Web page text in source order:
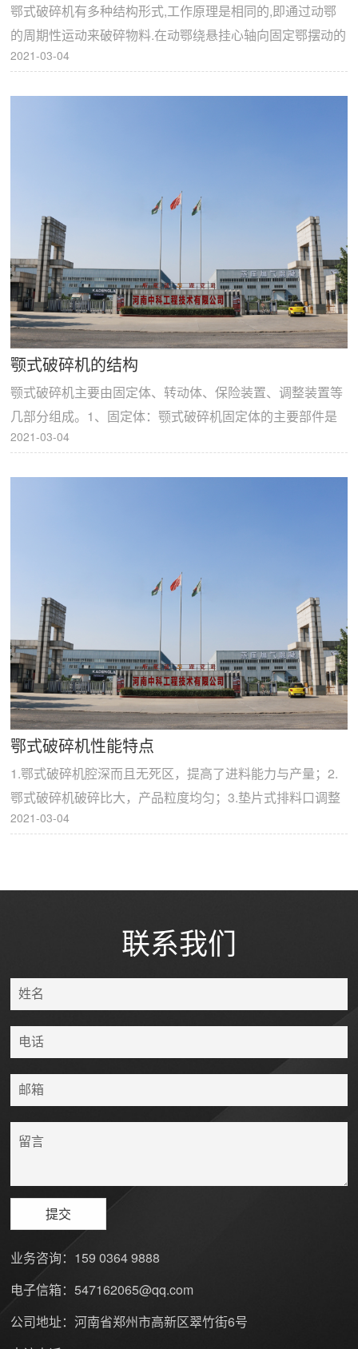
鄂式破碎机有多种结构形式,工作原理是相同的,即通过动鄂
的周期性运动来破碎物料.在动鄂绕悬挂心轴向固定鄂摆动的
过程中,位于两鄂板之间的物料便受到压碎、劈裂和...
2021-03-04
颚式破碎机的结构
颚式破碎机主要由固定体、转动体、保险装置、调整装置等
几部分组成。1、固定体：颚式破碎机固定体的主要部件是
机架，机架的制造工艺有两种：中碳钢铸造机架和中碳钢...
2021-03-04
鄂式破碎机性能特点
1.鄂式破碎机腔深而且无死区，提高了进料能力与产量；2.
鄂式破碎机破碎比大，产品粒度均匀；3.垫片式排料口调整
装置，可靠方便，调节范围大，增加了设备的灵活...
2021-03-04
联系我们
业务咨询： 159 0364 9888
电子信箱：547162065@qq.com
公司地址：河南省郑州市高新区翠竹街6号